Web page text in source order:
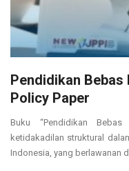
Pendidikan Bebas
Policy Paper
Buku “Pendidikan
ketidakadilan struktural
Indonesia, yang berlawanan